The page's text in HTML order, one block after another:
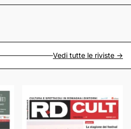
Vedi tutte le riviste ->